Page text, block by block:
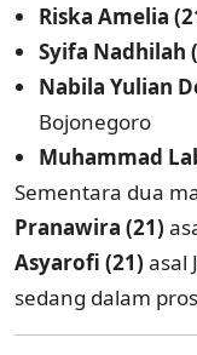
Riska Amelia
Syifa Nadhilah
Nabila Yulian
Bojonegoro
Muhammad
Sementara dua
Pranawira (21)
Asyarofi (21) asal
sedang dalam